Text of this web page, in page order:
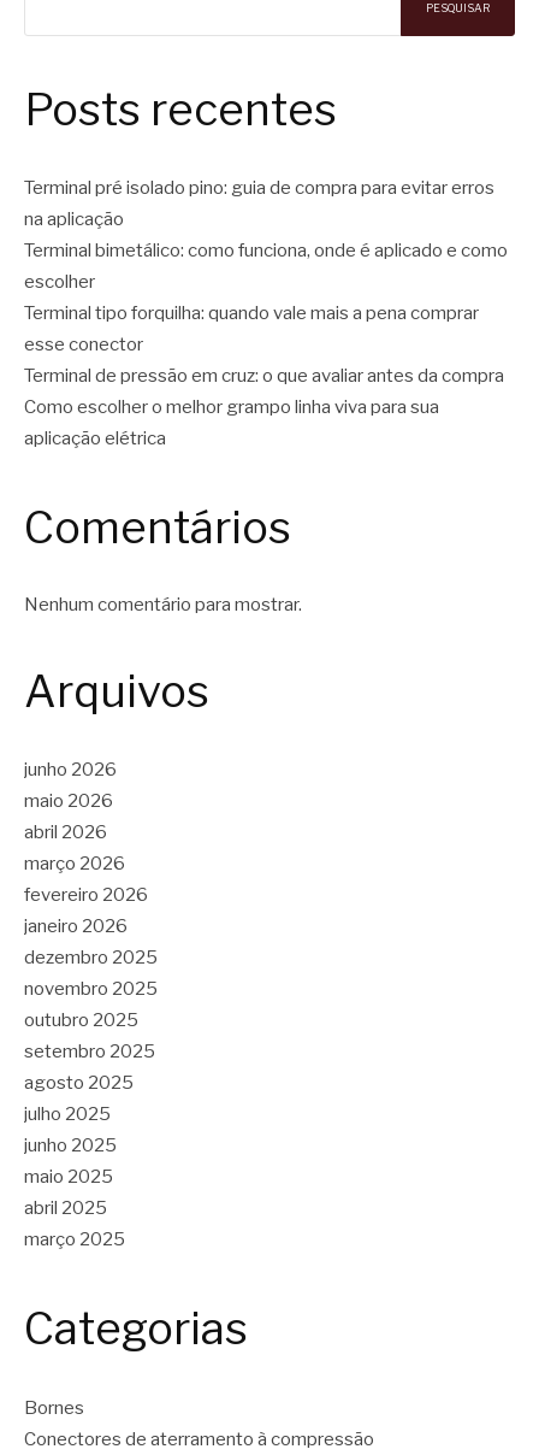
PESQUISAR
Posts recentes
Terminal pré isolado pino: guia de compra para evitar erros
na aplicação
Terminal bimetálico: como funciona, onde é aplicado e como
escolher
Terminal tipo forquilha: quando vale mais a pena comprar
esse conector
Terminal de pressão em cruz: o que avaliar antes da compra
Como escolher o melhor grampo linha viva para sua
aplicação elétrica
Comentários
Nenhum comentário para mostrar.
Arquivos
junho 2026
maio 2026
abril 2026
março 2026
fevereiro 2026
janeiro 2026
dezembro 2025
novembro 2025
outubro 2025
setembro 2025
agosto 2025
julho 2025
junho 2025
maio 2025
abril 2025
março 2025
Categorias
Bornes
Conectores de aterramento à compressão